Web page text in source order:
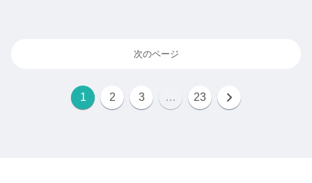
次のページ
1 2 3 … 23